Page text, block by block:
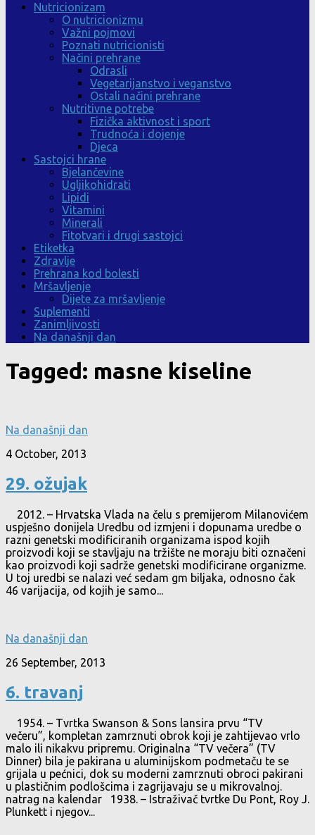
Nutricionizam
O nutricionizmu
Važni pojmovi
Poznati nutricionisti
Načini prehrane
Odrasli
Vegetarijanstvo i veganstvo
Ostali načini prehrane
Nutritivne potrebe
Fizička aktivnost i sport
Trudnoća i dojenje
Djeca
Sastojci hrane
Bjelančevine
Ugljikohidrati
Lipidi
Vitamini
Minerali
Fitotvari i drugi sastojci
Etiketka
Zdravlje
Prehrana kod bolesti
Mršavljenje
Dijete za mršavljenje
Suplementi
Zanimljivosti
Na današnji dan
Tagged: masne kiseline
Na današnji dan
4 October, 2013
29. ožujak
2012. – Hrvatska Vlada na čelu s premijerom Milanovićem
uspješno donijela Uredbu od izmjeni i dopunama uredbe o
razni genetski modificiranih organizama ispod kojih
proizvodi koji se stavljaju na tržište ne moraju biti označeni
kao proizvodi koji sadrže genetski modificirane organizme.
U toj uredbi se nalazi već sedam gm biljaka, odnosno čak
46 varijacija, od kojih je samo...
Na današnji dan
26 September, 2013
6. travanj
1954. – Tvrtka Swanson & Sons lansira prvu “TV
večeru”, kompletan zamrznuti obrok koji je zahtijevao vrlo
malo ili nikakvu pripremu. Originalna “TV večera” (TV
Dinner) bila je pakirana u aluminijskom podmetaču te se
grijala u pećnici, dok su moderni zamrznuti obroci pakirani
u plastičnim podlošcima i zagrijavaju se u mikrovalnoj.
natrag na kalendar 1938. – Istraživač tvrtke Du Pont, Roy J.
Plunkett i njegov...